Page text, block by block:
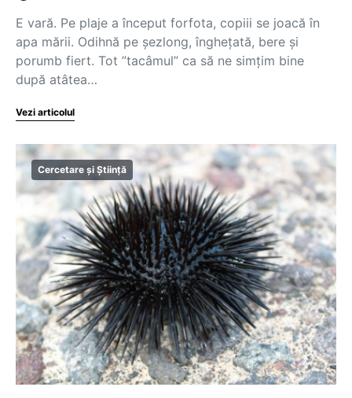
E vară. Pe plaje a început forfota, copiii se joacă în
apa mării. Odihnă pe şezlong, îngheţată, bere şi
porumb fiert. Tot ”tacâmul” ca să ne simţim bine
după atâtea…
Vezi articolul
Cercetare și Știință